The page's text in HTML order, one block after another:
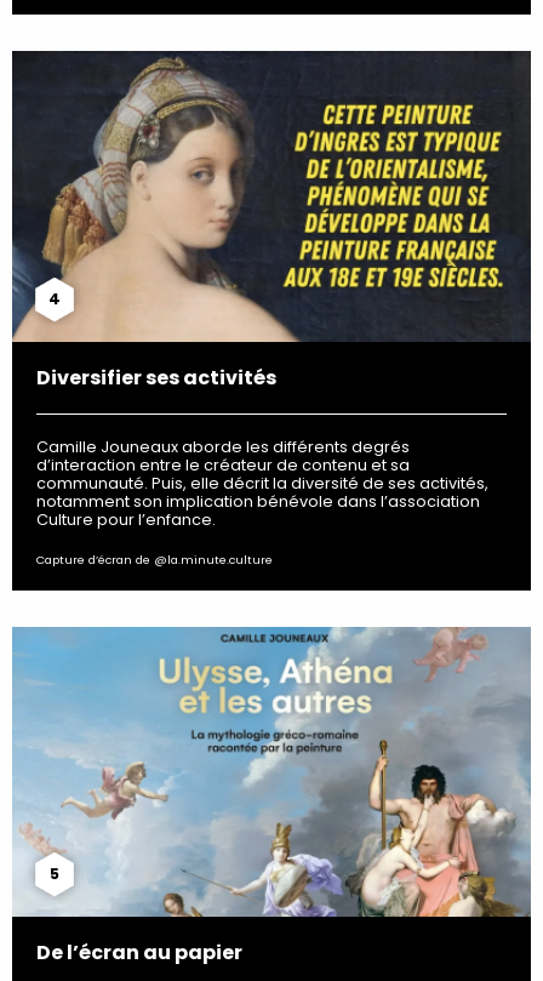
4
Diversifier ses activités
Camille Jouneaux aborde les différents degrés
d’interaction entre le créateur de contenu et sa
communauté. Puis, elle décrit la diversité de ses activités,
notamment son implication bénévole dans l’association
Culture pour l’enfance.
Capture d’écran de @la.minute.culture
5
De l’écran au papier